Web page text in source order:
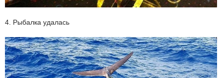
4. Рыбалка удалась